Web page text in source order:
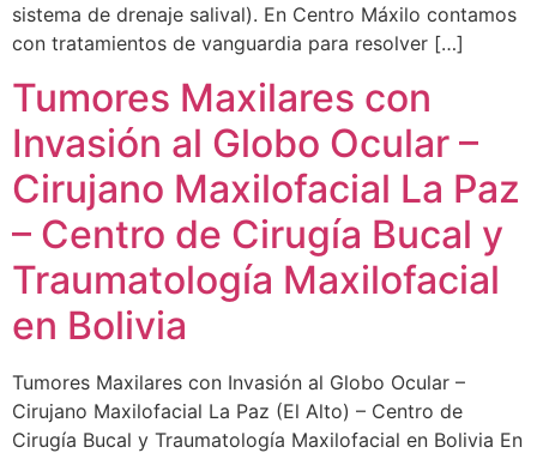
sistema de drenaje salival). En Centro Máxilo contamos
con tratamientos de vanguardia para resolver […]
Tumores Maxilares con
Invasión al Globo Ocular –
Cirujano Maxilofacial La Paz
– Centro de Cirugía Bucal y
Traumatología Maxilofacial
en Bolivia
Tumores Maxilares con Invasión al Globo Ocular –
Cirujano Maxilofacial La Paz (El Alto) – Centro de
Cirugía Bucal y Traumatología Maxilofacial en Bolivia En